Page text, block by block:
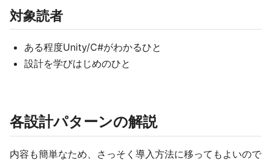
対象読者
ある程度Unity/C#がわかるひと
設計を学びはじめのひと
各設計パターンの解説
内容も簡単なため、さっそく導入方法に移ってもよいので